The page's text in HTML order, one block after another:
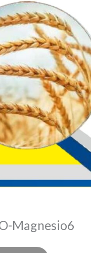
Magnesio6